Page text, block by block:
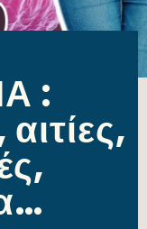
: